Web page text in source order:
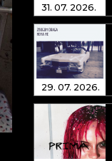
31. 07. 2026.
29. 07. 2026.